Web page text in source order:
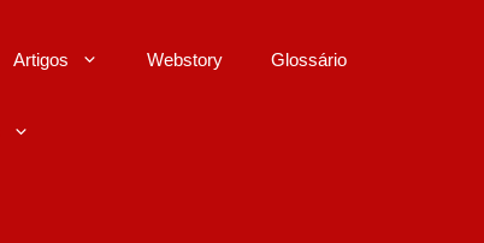
Artigos Webstory Glossário